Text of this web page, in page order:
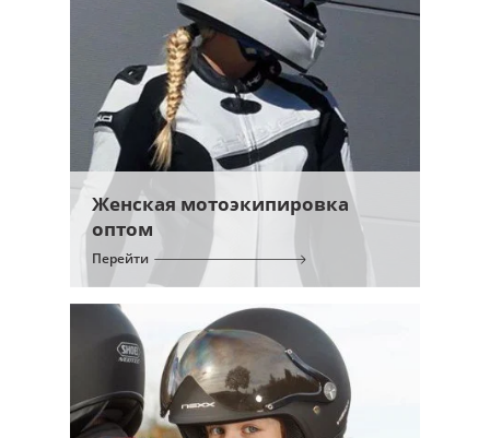
Женская мотоэкипировка
оптом
Перейти